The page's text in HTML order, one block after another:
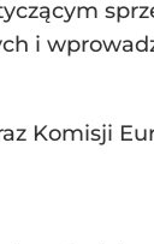
i
Komisji